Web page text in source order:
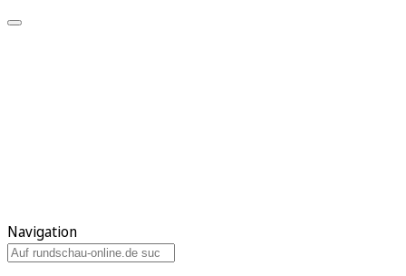
Navigation